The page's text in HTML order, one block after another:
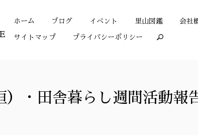
ホーム ブログ イベント 里山図鑑 会社
サイトマップ プライバシーポリシー search
・田舎暮らし週間活動報